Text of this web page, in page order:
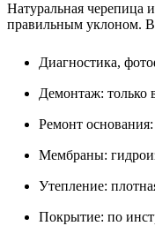
Натуральная черепица
правильным уклоном.
Диагностика,
Демонтаж: только
Ремонт
Мембраны:
Утепление:
Покрытие: по